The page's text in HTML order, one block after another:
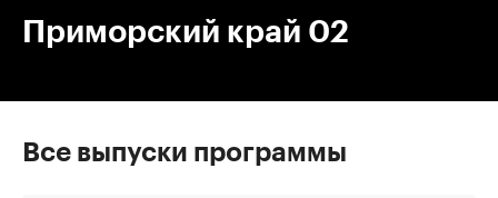
Приморский край 02
Все выпуски программы